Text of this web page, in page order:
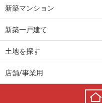
新築マンション
新築一戸建て
土地を探す
店舗/事業用